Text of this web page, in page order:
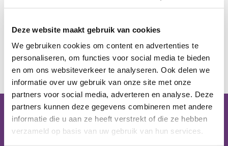
Deze website maakt gebruik van cookies
We gebruiken cookies om content en advertenties te
personaliseren, om functies voor social media te bieden
en om ons websiteverkeer te analyseren. Ook delen we
informatie over uw gebruik van onze site met onze
partners voor social media, adverteren en analyse. Deze
partners kunnen deze gegevens combineren met andere
informatie die u aan ze heeft verstrekt of die ze hebben
verzameld op basis van uw gebruik van hun services.
Ervaringsdeskundigheid
Over ons
Contact
Terug
Bezoekadres (op afspraak):